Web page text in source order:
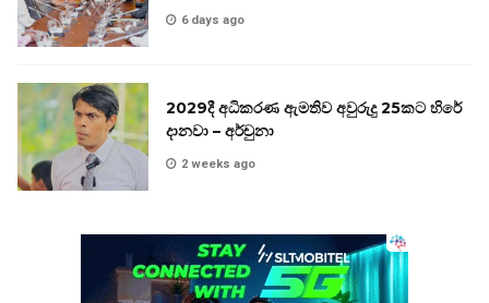
6 days ago
2029දී අධිකරණ ඇමතිව අවුරුදු 25කට හිරේ
දානවා – අර්චුනා
2 weeks ago